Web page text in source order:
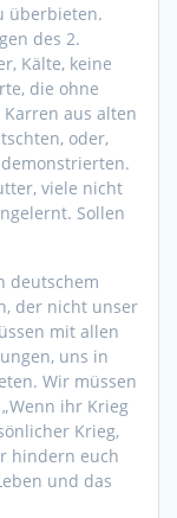
überbieten.
des 2.
Kälte, keine
die ohne
aus alten
oder,
viele nicht
Sollen
deutschem
der nicht unser
mit allen
uns in
Wir müssen
ihr Krieg
Krieg,
hindern euch
und das